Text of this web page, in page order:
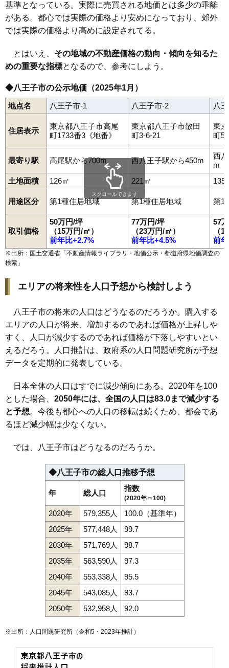
基準となっている。実際に売買される地価とは多少の乖離
がある。都心では実際の価格より安めになっており、郊外
では実際の価格より高めに設定されてる。
とはいえ、 その地域の不動産価格の動向・傾向を知るた
めの重要な指標となるので、参考にしよう。
◆八王子市の公示地価（2025年1月）
地点名 八王子市-1 八王子市-2 八
住居表示
東京都八王子市高尾
町1733番3《地番》
東京都八王子市散田
町3-6-21
東
町5-
最寄り駅 高尾駅から700m 西八王子駅から450m
西
m
土地面積
126㎡ 221㎡ 135
用途区分 第1種住居地域 第1種住居地域 第1
取引価格
50万円/坪
（15万円/㎡）
前年比+2.7%
77万円/坪
（23万円/㎡）
前年比+4.5%
57
（
前
スクロールできます
※出所：国土交通省「 不動産情報ライブラリ・地価公示・都道府県地価調査の
検索 」
エリアの将来性を人口予想から検討しよう
八王子市の将来の人口はどうなるのだろうか。購入する
エリアの人口が将来、増加するのであれば価格が上昇しや
すく、人口が減少するのであれば価格が下落しやすいとい
えるだろう。人口推計は、政府系の人口問題研究所が予想
データを定期的に発表している。
日本全体の人口はすでに減少傾向にある。2020年を100
とした場合、 2050年には、全国の人口は83.0まで減少する
と予想。今後も都心への人口の移転は続くため、都会であ
るほど減少幅は少なくない。
では、八王子市はどうなるのだろうか。
◆八王子市の総人口推移予想
年 総人口
指数
(2020年＝100)
2020年 579,355人
100.0（基準年）
2025年
577,448人
99.7
2030年
571,769人
98.7
2035年
563,590人
97.3
2040年
553,338人
95.5
2045年
543,085人
93.7
2050年
532,958人 92.0
※出所：人口問題研究所（令和5・2023年推計）